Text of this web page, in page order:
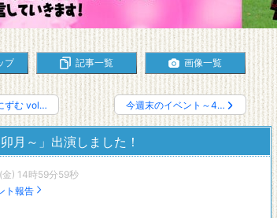
プ 記事一覧 画像一覧
ずむ vol… 今週末のイベント～4…
卯月～」出演しました！
) 14時59分59秒
ト報告